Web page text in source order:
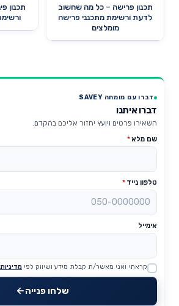
תכנון פרישה – כל מה שחשוב
לדעת ורשימת מתכנני פרישה
מומלצים
תכנון
דברו עם מומחה SAVEY
דברו איתנו
השאירו פרטים ויועץ יחזור אליכם בהקדם.
שם מלא*
טלפון נייד *
אימייל
Website
קראתי ואני מאשר/ת קבלת מידע ושיווק לפי
שלחו פנייה